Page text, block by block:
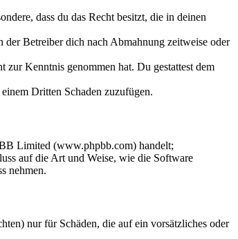
dass du das Recht besitzt, die in deinen
der Betreiber dich nach Abmahnung zeitweise oder
Kenntnis genommen hat. Du gestattest dem
Dritten Schaden zuzufügen.
Limited (www.phpbb.com) handelt;
auf die Art und Weise, wie die Software
nehmen.
nur für Schäden, die auf ein vorsätzliches oder